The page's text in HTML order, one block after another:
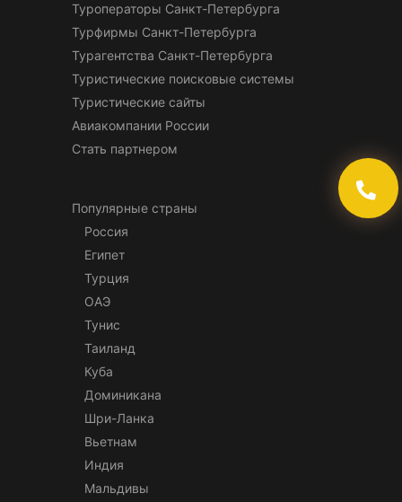
Туроператоры Санкт-Петербурга
Турфирмы Санкт-Петербурга
Турагентства Санкт-Петербурга
Туристические поисковые системы
Туристические сайты
Авиакомпании России
Стать партнером
Популярные страны
Россия
Египет
Турция
ОАЭ
Тунис
Таиланд
Куба
Доминикана
Шри-Ланка
Вьетнам
Индия
Мальдивы